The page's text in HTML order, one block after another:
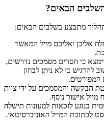
הבאים?
מתבצע בשלבים הבאים:
אליכן ואליכם מייל המאשר
כי חסרים מסמכים נדרשים,
להדגיש כי לא ניתן לבחון
המפורטים.
הבקשה והמסמכים על ידי צוות
מייל אישור נוסף.
בנוגע לזכאות למעונות תישלח
לכתובת המייל האוניברסיטאי.